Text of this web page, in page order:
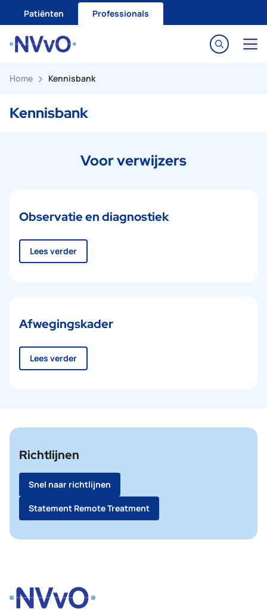
Patiënten Professionals
Home Kennisbank
Kennisbank
Voor verwijzers
Observatie en diagnostiek
Lees verder
Afwegingskader
Lees verder
Richtlijnen
Snel naar richtlijnen
Statement Remote Treatment